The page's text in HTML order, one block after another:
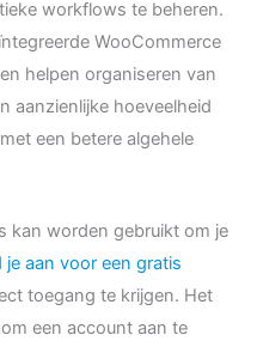
workflows te beheren.
WooCommerce
helpen organiseren van
aanzienlijke hoeveelheid
een betere algehele
kan worden gebruikt om je
je aan voor een gratis
toegang te krijgen. Het
een account aan te